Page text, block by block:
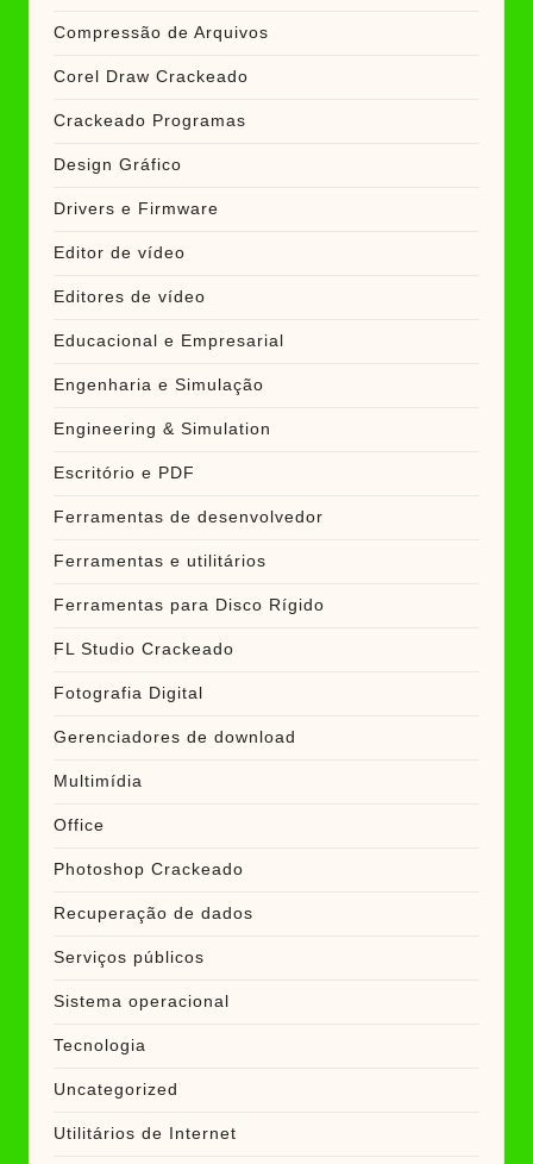
Compressão de Arquivos
Corel Draw Crackeado
Crackeado Programas
Design Gráfico
Drivers e Firmware
Editor de vídeo
Editores de vídeo
Educacional e Empresarial
Engenharia e Simulação
Engineering & Simulation
Escritório e PDF
Ferramentas de desenvolvedor
Ferramentas e utilitários
Ferramentas para Disco Rígido
FL Studio Crackeado
Fotografia Digital
Gerenciadores de download
Multimídia
Office
Photoshop Crackeado
Recuperação de dados
Serviços públicos
Sistema operacional
Tecnologia
Uncategorized
Utilitários de Internet